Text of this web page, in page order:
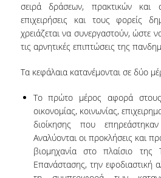
ΠΡΑΚΤΙΚΗ ΑΣΚΗΣΗ ΚΑΙ
ΕΥΚΑΙΡΙΕΣ ΓΙΑ
ΔΙΑΧΕΙΡΙΣΗ
TUTORS ΦΟΙΤΗΤΩΝ
ΜΕΤΑΠΤΥΧΙΑΚΕΣ
σειρά δράσεων, πρακτικών και
επιχειρήσεις και τους φορείς
χρειάζεται να συνεργαστούν, ώστε
τις αρνητικές επιπτώσεις της
Τα κεφάλαια κατανέμονται σε δύο
Το πρώτο μέρος αφορά στους
οικονομίας, κοινωνίας,
διοίκησης που
Αναλύονται οι προκλήσεις και
βιομηχανία στο πλαίσιο της
Επανάστασης, την εφοδιαστική